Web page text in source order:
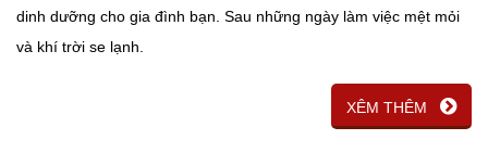
dinh dưỡng cho gia đình bạn. Sau những ngày làm việc mệt mỏi
và khí trời se lạnh.
XÊM THÊM